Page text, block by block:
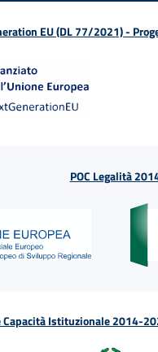
EU (DL 77/2021) -
POC Legalità
Capacità Istituzionale 2014-